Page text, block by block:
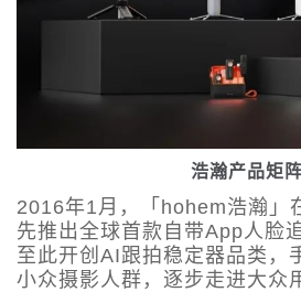
浩瀚产品矩阵
2016年1月，「hohem浩瀚」
先推出全球首款自带App人脸
至此开创AI跟拍稳定器品类，
小众摄影人群，逐步走进大众